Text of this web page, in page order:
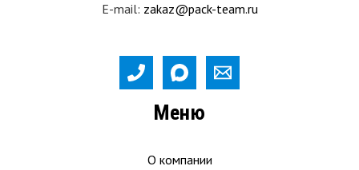
E-mail: zakaz@pack-team.ru
Меню
О компании